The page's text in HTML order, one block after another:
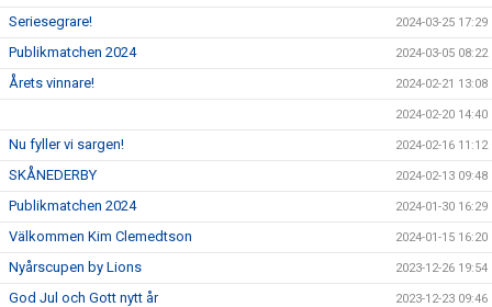
Seriesegrare! 2024-03-25 17:29
Publikmatchen 2024 2024-03-05 08:22
Årets vinnare! 2024-02-21 13:08
2024-02-20 14:40
Nu fyller vi sargen! 2024-02-16 11:12
SKÅNEDERBY 2024-02-13 09:48
Publikmatchen 2024 2024-01-30 16:29
Välkommen Kim Clemedtson 2024-01-15 16:20
Nyårscupen by Lions 2023-12-26 19:54
God Jul och Gott nytt år 2023-12-23 09:46